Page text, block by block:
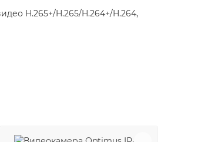
H.265+/H.265/H.264+/H.264,